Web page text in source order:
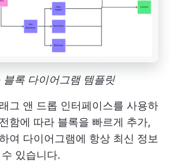
록 다이어그램 템플릿
그 앤 드롭 인터페이스를 사용하
함에 따라 블록을 빠르게 추가,
여 다이어그램에 항상 최신 정보
있습니다.